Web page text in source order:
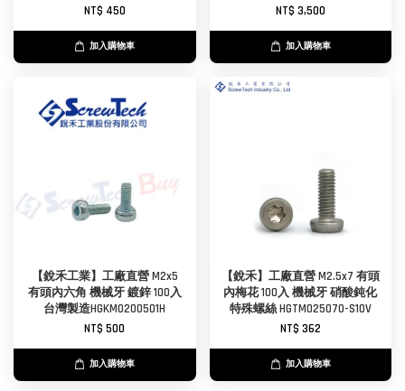
NT$ 450
加入購物車
NT$ 3,500
加入購物車
【銳禾工業】工廠直營 M2x5
有頭內六角 機械牙 鍍鋅 100入
台灣製造HGKM0200501H
NT$ 500
加入購物車
【銳禾】工廠直營 M2.5x7 有頭
內梅花 100入 機械牙 硝酸鈍化
特殊螺絲 HGTM025070-S10V
NT$ 362
加入購物車